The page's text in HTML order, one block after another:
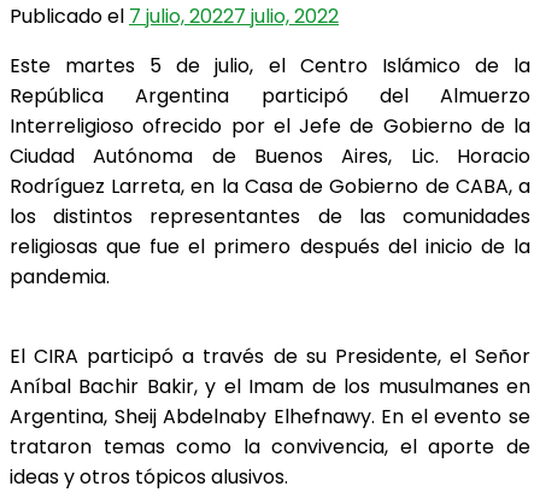
Publicado el 7 julio, 20227 julio, 2022
Este martes 5 de julio, el Centro Islámico de la
República Argentina participó del Almuerzo
Interreligioso ofrecido por el Jefe de Gobierno de la
Ciudad Autónoma de Buenos Aires, Lic. Horacio
Rodríguez Larreta, en la Casa de Gobierno de CABA, a
los distintos representantes de las comunidades
religiosas que fue el primero después del inicio de la
pandemia.
El CIRA participó a través de su Presidente, el Señor
Aníbal Bachir Bakir, y el Imam de los musulmanes en
Argentina, Sheij Abdelnaby Elhefnawy. En el evento se
trataron temas como la convivencia, el aporte de
ideas y otros tópicos alusivos.